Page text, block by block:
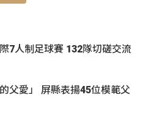
7人制足球賽 132隊切磋交流
的父愛」 屏縣表揚45位模範父